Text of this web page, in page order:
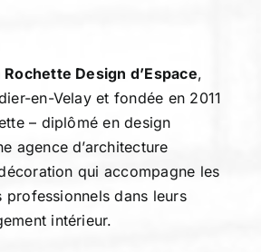
Rochette Design d’Espace,
en-Velay et fondée en 2011
– diplômé en design
agence d’architecture
qui accompagne les
professionnels dans leurs
intérieur.